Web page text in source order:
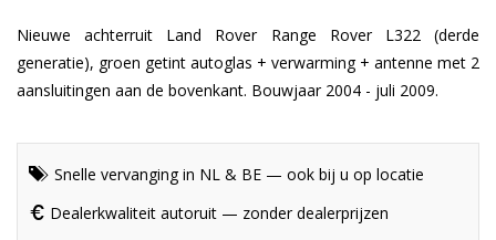
Nieuwe achterruit Land Rover Range Rover L322 (derde
generatie), groen getint autoglas + verwarming + antenne met 2
aansluitingen aan de bovenkant. Bouwjaar 2004 - juli 2009.
Snelle vervanging in NL & BE — ook bij u op locatie
Dealerkwaliteit autoruit — zonder dealerprijzen